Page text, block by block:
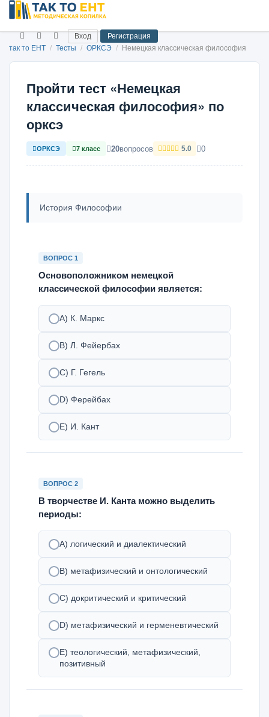
Вход
Регистрация
так то ЕНТ / Тесты / ОРКСЭ / Немецкая классическая философия
Пройти тест «Немецкая
классическая философия» по
орксэ
ОРКСЭ 7 класс 20вопросов 5.0 0
История Философии
ВОПРОС 1
Основоположником немецкой
классической философии является:
А) К. Маркс
В) Л. Фейербах
С) Г. Гегель
D) Ферейбах
Е) И. Кант
ВОПРОС 2
В творчестве И. Канта можно выделить
периоды:
A) логический и диалектический
B) метафизический и онтологический
C) докритический и критический
D) метафизический и герменевтический
E) теологический, метафизический,
позитивный